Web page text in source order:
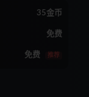
35金币
免费
免费 推荐